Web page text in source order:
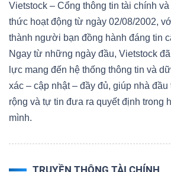
Vietstock – Cổng thông tin tài chính
thức hoạt động từ ngày 02/08/2002,
thành người bạn đồng hành đáng tin
Ngay từ những ngày đầu, Vietstock
lực mang đến hệ thống thông tin và
xác – cập nhật – đầy đủ, giúp nhà
rộng và tự tin đưa ra quyết định trong
mình.